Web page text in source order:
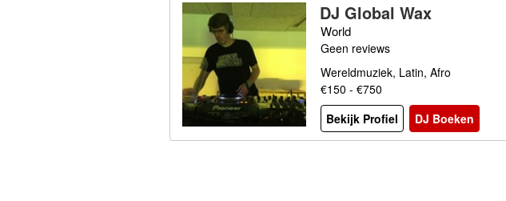
DJ Global Wax
World
Geen reviews
Wereldmuziek, Latin, Afro
€150 - €750
Bekijk Profiel
DJ Boeken